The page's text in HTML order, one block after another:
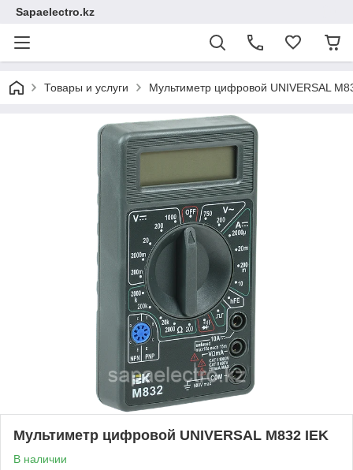
Sapaelectro.kz
Товары и услуги Мультиметр цифровой UNIVERSAL
Мультиметр цифровой UNIVERSAL M832 IEK
В наличии